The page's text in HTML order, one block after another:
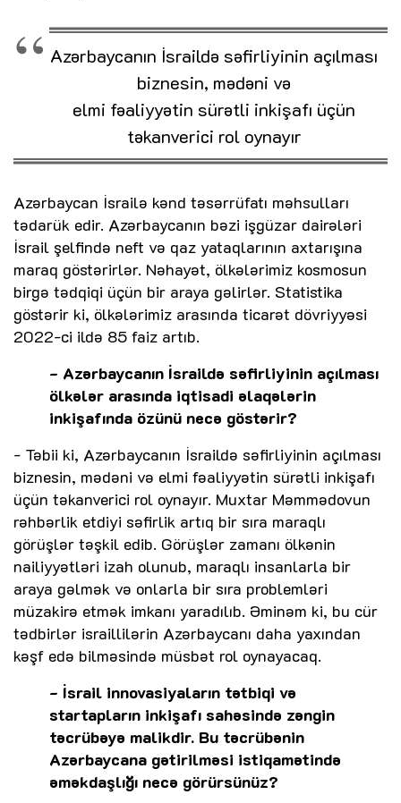
Azərbaycanın İsraildə səfirliyinin açılması
biznesin, mədəni və
elmi fəaliyyətin sürətli inkişafı üçün
təkanverici rol oynayır
Azərbaycan İsrailə kənd təsərrüfatı məhsulları
tədarük edir. Azərbaycanın bəzi işgüzar dairələri
İsrail şelfində neft və qaz yataqlarının axtarışına
maraq göstərirlər. Nəhayət, ölkələrimiz kosmosun
birgə tədqiqi üçün bir araya gəlirlər. Statistika
göstərir ki, ölkələrimiz arasında ticarət dövriyyəsi
2022-ci ildə 85 faiz artıb.
- Azərbaycanın İsraildə səfirliyinin açılması
ölkələr arasında iqtisadi əlaqələrin
inkişafında özünü necə göstərir?
- Təbii ki, Azərbaycanın İsraildə səfirliyinin açılması
biznesin, mədəni və elmi fəaliyyətin sürətli inkişafı
üçün təkanverici rol oynayır. Muxtar Məmmədovun
rəhbərlik etdiyi səfirlik artıq bir sıra maraqlı
görüşlər təşkil edib. Görüşlər zamanı ölkənin
nailiyyətləri izah olunub, maraqlı insanlarla bir
araya gəlmək və onlarla bir sıra problemləri
müzakirə etmək imkanı yaradılıb. Əminəm ki, bu cür
tədbirlər israillilərin Azərbaycanı daha yaxından
kəşf edə bilməsində müsbət rol oynayacaq.
- İsrail innovasiyaların tətbiqi və
startapların inkişafı sahəsində zəngin
təcrübəyə malikdir. Bu təcrübənin
Azərbaycana gətirilməsi istiqamətində
əməkdaşlığı necə görürsünüz?